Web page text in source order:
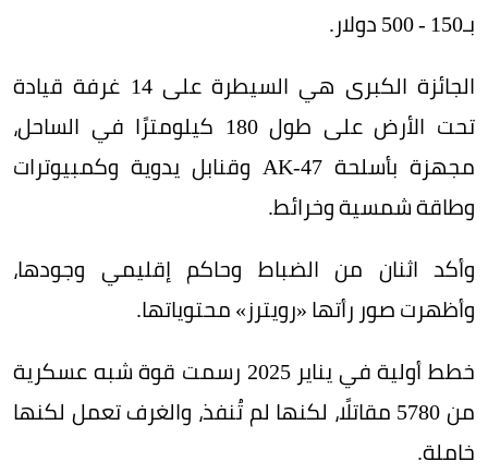
بـ150 - 500 دولار.
الجائزة الكبرى هي السيطرة على 14 غرفة قيادة
تحت الأرض على طول 180 كيلومترًا في الساحل،
مجهزة بأسلحة AK-47 وقنابل يدوية وكمبيوترات
وطاقة شمسية وخرائط.
وأكد اثنان من الضباط وحاكم إقليمي وجودها،
وأظهرت صور رأتها «رويترز» محتوياتها.
خطط أولية في يناير 2025 رسمت قوة شبه عسكرية
من 5780 مقاتلًا، لكنها لم تُنفذ، والغرف تعمل لكنها
خاملة.